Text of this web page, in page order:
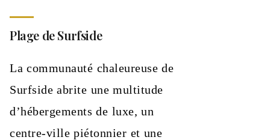
Plage de Surfside
La communauté chaleureuse de
Surfside abrite une multitude
d’hébergements de luxe, un
centre-ville piétonnier et une